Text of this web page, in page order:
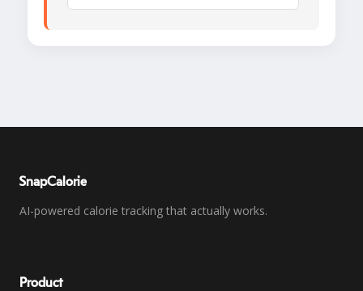
SnapCalorie
AI-powered calorie tracking that actually works.
Product